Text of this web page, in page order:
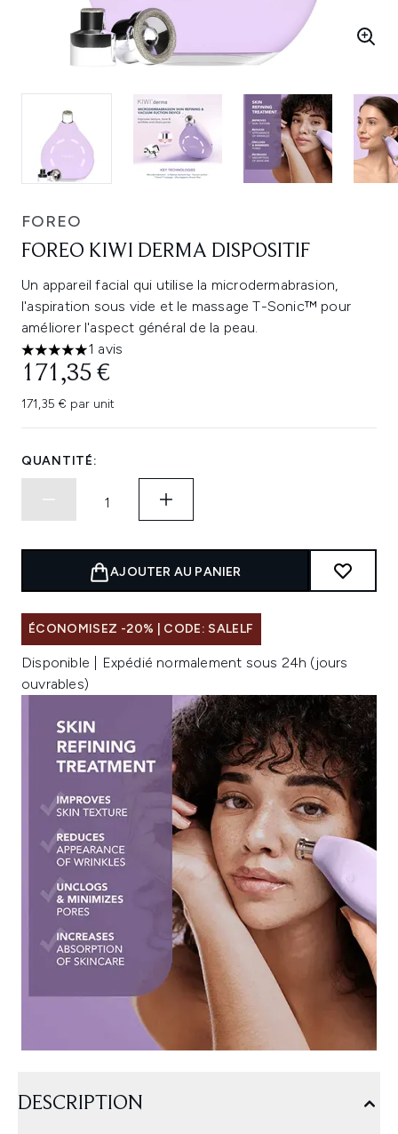
FOREO
FOREO KIWI DERMA DISPOSITIF
Un appareil facial qui utilise la microdermabrasion,
l'aspiration sous vide et le massage T-Sonic™ pour
améliorer l'aspect général de la peau.
5 étoiles sur un maximum de 5
1 avis
171,35 €
171,35 € par unit
QUANTITÉ:
AJOUTER AU PANIER
ÉCONOMISEZ -20% | CODE: SALELF
Disponible | Expédié normalement sous 24h (jours
ouvrables)
DESCRIPTION